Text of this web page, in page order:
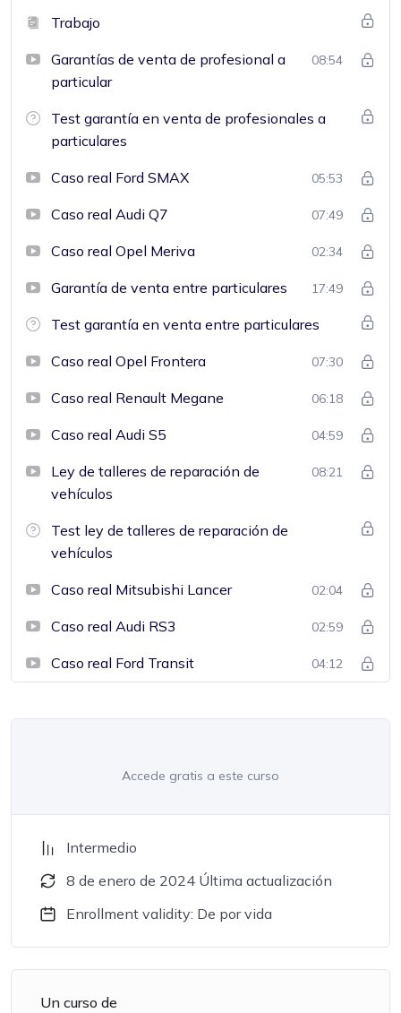
Trabajo
Garantías de venta de profesional a
particular
08:54
Test garantía en venta de profesionales a
particulares
Caso real Ford SMAX 05:53
Caso real Audi Q7 07:49
Caso real Opel Meriva 02:34
Garantía de venta entre particulares 17:49
Test garantía en venta entre particulares
Caso real Opel Frontera 07:30
Caso real Renault Megane 06:18
Caso real Audi S5 04:59
Ley de talleres de reparación de
vehículos
08:21
Test ley de talleres de reparación de
vehículos
Caso real Mitsubishi Lancer 02:04
Caso real Audi RS3 02:59
Caso real Ford Transit 04:12
Accede gratis a este curso
Intermedio
8 de enero de 2024 Última actualización
Enrollment validity: De por vida
Un curso de